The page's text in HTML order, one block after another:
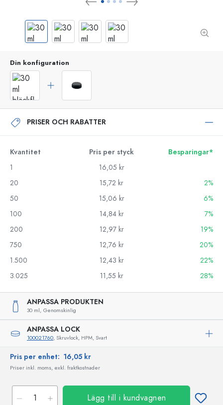
Din konfiguration
PRISER OCH RABATTER
Kvantitet Pris per styck
Besparingar*
1
16,05 kr
20
15,72 kr
2%
50
15,06 kr
6%
100
14,84 kr
7%
200
12,97 kr
19%
750
12,76 kr
20%
1.500
12,43 kr
22%
3.025
11,55 kr 28%
ANPASSA PRODUKTEN
30 ml, Genomskinlig
ANPASSA LOCK
100021760, Skruvlock, HPM, Svart
Pris per enhet: 16,05 kr
Priser inkl. moms, exkl. fraktkostnader
Lägg till i kundvagnen